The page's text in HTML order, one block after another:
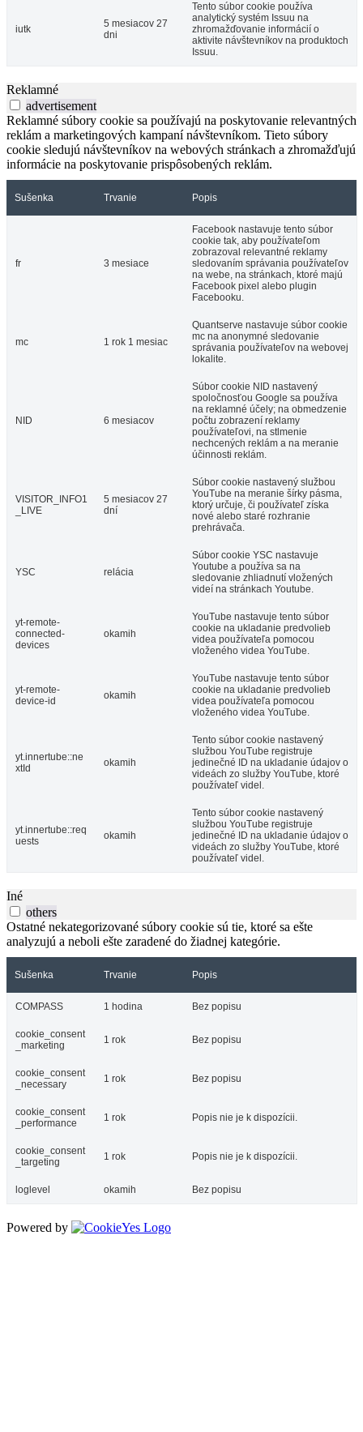
iutk
5 mesiacov 27
dni
Tento súbor cookie používa
analytický systém Issuu na
zhromažďovanie informácií o
aktivite návštevníkov na produktoch
Issuu.
Reklamné
advertisement
Reklamné súbory cookie sa používajú na poskytovanie relevantných
reklám a marketingových kampaní návštevníkom. Tieto súbory
cookie sledujú návštevníkov na webových stránkach a zhromažďujú
informácie na poskytovanie prispôsobených reklám.
Sušenka Trvanie Popis
fr 3 mesiace
Facebook nastavuje tento súbor
cookie tak, aby používateľom
zobrazoval relevantné reklamy
sledovaním správania používateľov
na webe, na stránkach, ktoré majú
Facebook pixel alebo plugin
Facebooku.
mc 1 rok 1 mesiac
Quantserve nastavuje súbor cookie
mc na anonymné sledovanie
správania používateľov na webovej
lokalite.
NID 6 mesiacov
Súbor cookie NID nastavený
spoločnosťou Google sa používa
na reklamné účely; na obmedzenie
počtu zobrazení reklamy
používateľovi, na stlmenie
nechcených reklám a na meranie
účinnosti reklám.
VISITOR_INFO1
_LIVE
5 mesiacov 27
dní
Súbor cookie nastavený službou
YouTube na meranie šírky pásma,
ktorý určuje, či používateľ získa
nové alebo staré rozhranie
prehrávača.
YSC relácia
Súbor cookie YSC nastavuje
Youtube a používa sa na
sledovanie zhliadnutí vložených
videí na stránkach Youtube.
yt-remote-
connected-
devices
okamih
YouTube nastavuje tento súbor
cookie na ukladanie predvolieb
videa používateľa pomocou
vloženého videa YouTube.
yt-remote-
device-id
okamih
YouTube nastavuje tento súbor
cookie na ukladanie predvolieb
videa používateľa pomocou
vloženého videa YouTube.
yt.innertube::ne
xtId
okamih
Tento súbor cookie nastavený
službou YouTube registruje
jedinečné ID na ukladanie údajov o
videách zo služby YouTube, ktoré
používateľ videl.
yt.innertube::req
uests
okamih
Tento súbor cookie nastavený
službou YouTube registruje
jedinečné ID na ukladanie údajov o
videách zo služby YouTube, ktoré
používateľ videl.
Iné
others
Ostatné nekategorizované súbory cookie sú tie, ktoré sa ešte
analyzujú a neboli ešte zaradené do žiadnej kategórie.
Sušenka Trvanie Popis
COMPASS 1 hodina Bez popisu
cookie_consent
_marketing
1 rok Bez popisu
cookie_consent
_necessary
1 rok Bez popisu
cookie_consent
_performance
1 rok Popis nie je k dispozícii.
cookie_consent
_targeting
1 rok Popis nie je k dispozícii.
loglevel okamih Bez popisu
Powered by